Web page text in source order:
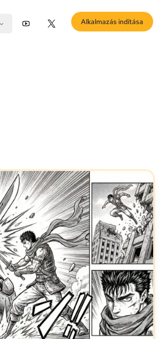
YouTubeX (Twitter)
Alkalmazás indítása